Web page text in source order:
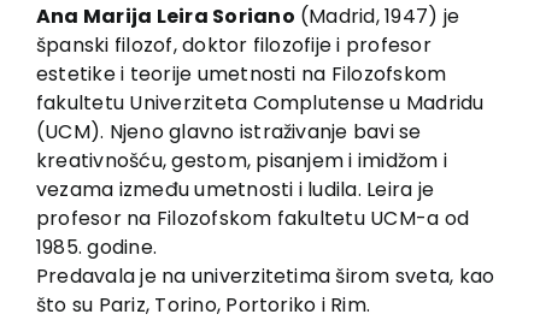
O nama
Knjige
U pripremi
Akcija
Autori
Vesti
EU PROJEKTI
Kontakt
Ana Marija Leira Soriano (Madrid, 1947) je
španski filozof, doktor filozofije i profesor
estetike i teorije umetnosti na Filozofskom
fakultetu Univerziteta Complutense u Madridu
(UCM). Njeno glavno istraživanje bavi se
kreativnošću, gestom, pisanjem i imidžom i
vezama između umetnosti i ludila. Leira je
profesor na Filozofskom fakultetu UCM-a od
1985. godine.
Predavala je na univerzitetima širom sveta, kao
što su Pariz, Torino, Portoriko i Rim.